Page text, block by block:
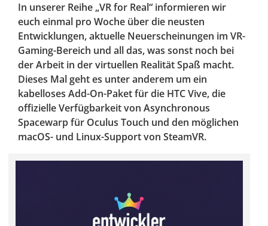
In unserer Reihe „VR for Real“ informieren wir
euch einmal pro Woche über die neusten
Entwicklungen, aktuelle Neuerscheinungen im VR-
Gaming-Bereich und all das, was sonst noch bei
der Arbeit in der virtuellen Realität Spaß macht.
Dieses Mal geht es unter anderem um ein
kabelloses Add-On-Paket für die HTC Vive, die
offizielle Verfügbarkeit von Asynchronous
Spacewarp für Oculus Touch und den möglichen
macOS- und Linux-Support von SteamVR.